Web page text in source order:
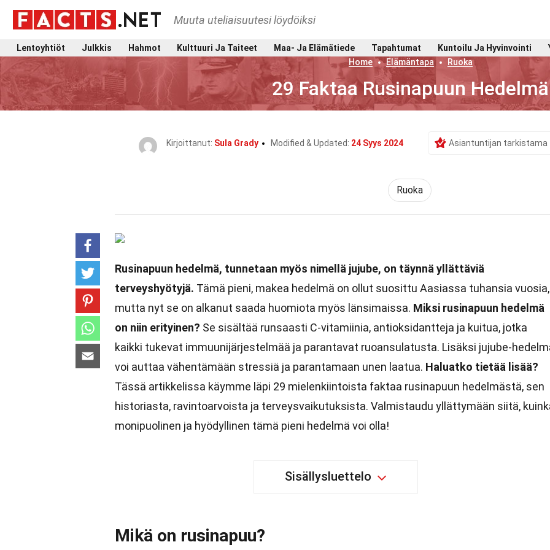
Muuta uteliaisuutesi löydöiksi
Lentoyhtiöt Julkkis Hahmot Kulttuuri Ja Taiteet Maa- Ja Elämätiede Tapahtumat Kuntoilu Ja Hyvinvointi
Home
Elämäntapa Ruoka
29 Faktaa Rusinapuun Hedelmä
Kirjoittanut: Sula Grady Modified & Updated: 24 Syys 2024 Asiantuntijan tarkistama
Ruoka
Rusinapuun hedelmä, tunnetaan myös nimellä jujube, on täynnä yllättäviä
terveyshyötyjä. Tämä pieni, makea hedelmä on ollut suosittu Aasiassa tuhansia vuosia,
mutta nyt se on alkanut saada huomiota myös länsimaissa. Miksi rusinapuun hedelmä
on niin erityinen? Se sisältää runsaasti C-vitamiinia, antioksidantteja ja kuitua, jotka
kaikki tukevat immuunijärjestelmää ja parantavat ruoansulatusta. Lisäksi jujube-
voi auttaa vähentämään stressiä ja parantamaan unen laatua. Haluatko tietää lisää?
Tässä artikkelissa käymme läpi 29 mielenkiintoista faktaa rusinapuun hedelmästä, sen
historiasta, ravintoarvoista ja terveysvaikutuksista. Valmistaudu yllättymään siitä,
monipuolinen ja hyödyllinen tämä pieni hedelmä voi olla!
Sisällysluettelo
Mikä on rusinapuu?